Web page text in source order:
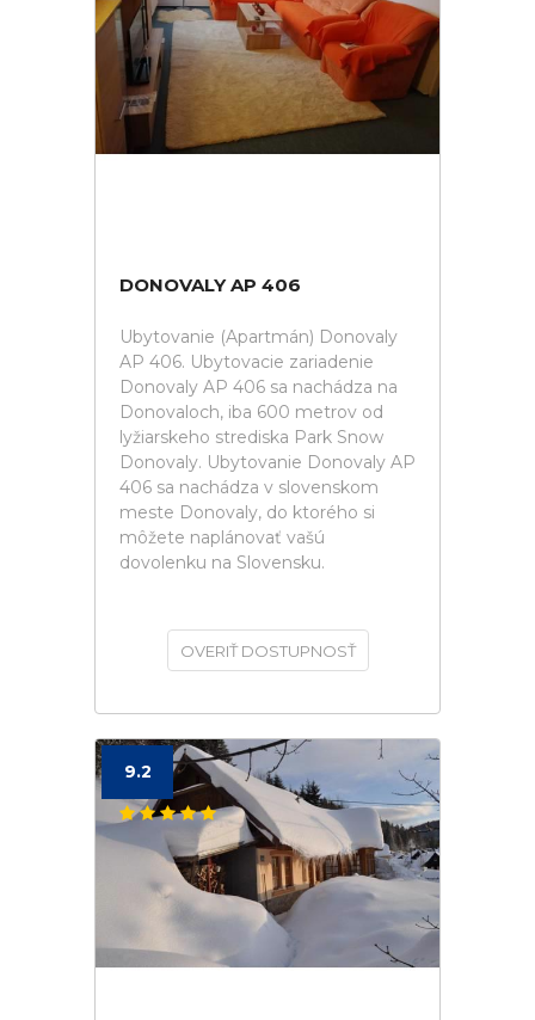
DONOVALY AP 406
Ubytovanie (Apartmán) Donovaly
AP 406. Ubytovacie zariadenie
Donovaly AP 406 sa nachádza na
Donovaloch, iba 600 metrov od
lyžiarskeho strediska Park Snow
Donovaly. Ubytovanie Donovaly AP
406 sa nachádza v slovenskom
meste Donovaly, do ktorého si
môžete naplánovať vašú
dovolenku na Slovensku.
OVERIŤ DOSTUPNOSŤ
9.2